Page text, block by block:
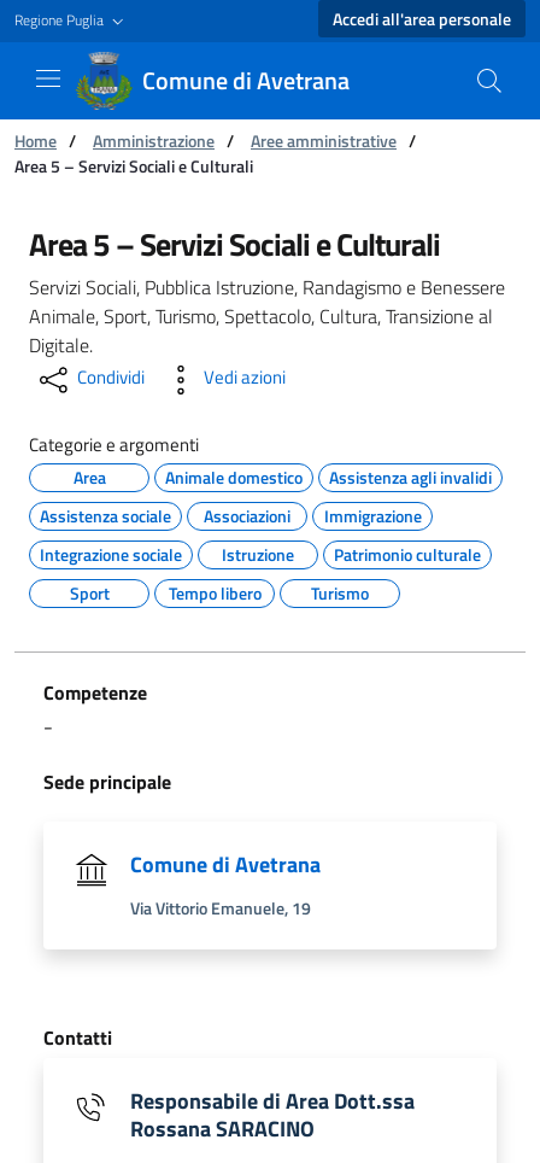
Regione Puglia Accedi all'area personale
Comune di Avetrana
Ti trovi in:
Home / Amministrazione / Aree amministrative /
Area 5 – Servizi Sociali e Culturali
Area 5 – Servizi Sociali e Culturali - Comune
Area 5 – Servizi Sociali e Culturali
Servizi Sociali, Pubblica Istruzione, Randagismo e Benessere
Animale, Sport, Turismo, Spettacolo, Cultura, Transizione al
Digitale.
Condividi Vedi azioni
Categorie e argomenti
Area Animale domestico
Assistenza agli invalidi
Assistenza sociale
Associazioni
Immigrazione
Integrazione sociale
Istruzione
Patrimonio culturale
Sport
Tempo libero Turismo
Competenze
-
Sede principale
Comune di Avetrana
Via Vittorio Emanuele, 19
Contatti
Responsabile di Area Dott.ssa
Rossana SARACINO